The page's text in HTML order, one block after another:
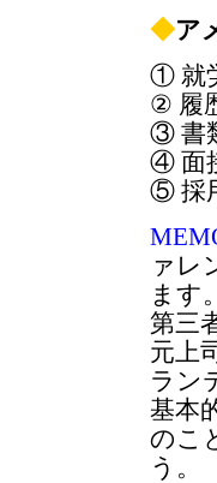
◆ア
① 就
② 履
③ 書
④ 面
⑤ 採
ァレ
ます
第三
元上
ラン
基本
のこ
う。